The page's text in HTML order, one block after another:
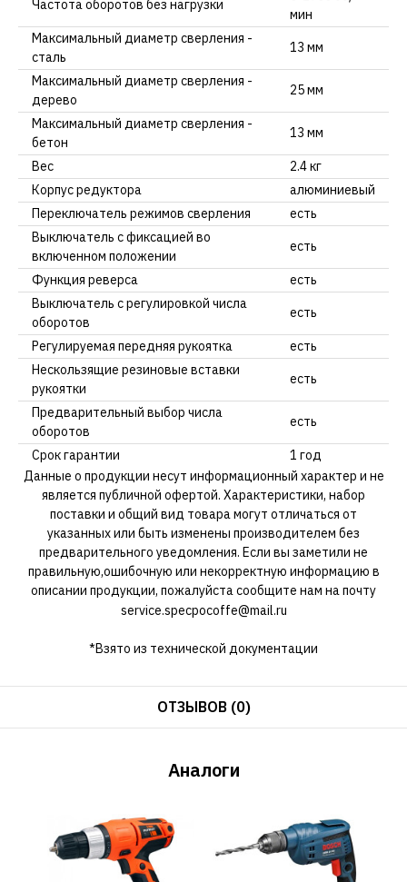
Частота оборотов без нагрузки
мин
Максимальный диаметр сверления -
сталь
13 мм
Максимальный диаметр сверления -
дерево
25 мм
Максимальный диаметр сверления -
бетон
13 мм
Вес
2.4 кг
Корпус редуктора
алюминиевый
Переключатель режимов сверления
есть
Выключатель с фиксацией во
включенном положении
есть
Функция реверса
есть
Выключатель с регулировкой числа
оборотов
есть
Регулируемая передняя рукоятка
есть
Нескользящие резиновые вставки
рукоятки
есть
Предварительный выбор числа
оборотов
есть
Срок гарантии
1 год
Данные о продукции несут информационный характер и не
является публичной офертой. Характеристики, набор
поставки и общий вид товара могут отличаться от
указанных или быть изменены производителем без
предварительного уведомления. Если вы заметили не
правильную,ошибочную или некорректную информацию в
описании продукции, пожалуйста сообщите нам на почту
service.specpocoffe@mail.ru
*Взято из технической документации
ОТЗЫВОВ (0)
Аналоги